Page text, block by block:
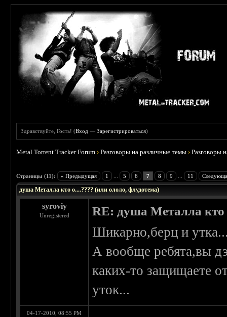
Здравствуйте, Гость! (Вход —Зарегистрироваться)
Metal Torrent Tracker Forum ›Разговоры на различные темы ›Разговоры
Страницы (11): « Предыдущая 1 5 6 7 8 9 11
душа Металла кто о....???? (или ололо, флудотема)
syroviy
Unregistered RE: душа Металла кто
Шикарно,берц и
А вообще ребята,вы
каких-то защищаете
уток...
04-17-2010, 08:55 PM